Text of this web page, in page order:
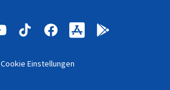
Cookie Einstellungen